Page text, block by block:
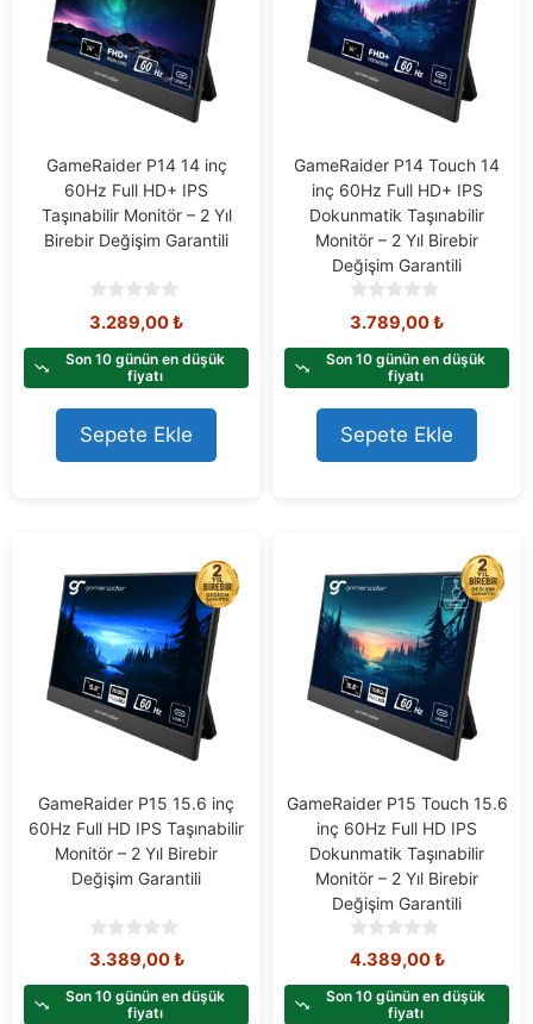
GameRaider P14 14 inç
60Hz Full HD+ IPS
Taşınabilir Monitör – 2 Yıl
Birebir Değişim Garantili
0
o
u
5
3.289,00₺
Son 10 günün en düşük
fiyatı
Sepete Ekle
GameRaider P14 Touch 14
inç 60Hz Full HD+ IPS
Dokunmatik Taşınabilir
Monitör – 2 Yıl Birebir
Değişim Garantili
0
o
u
5
3.789,00₺
Son 10 günün en düşük
fiyatı
Sepete Ekle
GameRaider P15 15.6 inç
60Hz Full HD IPS Taşınabilir
Monitör – 2 Yıl Birebir
Değişim Garantili
0
o
u
3.389,00₺
Son 10 günün en düşük
fiyatı
GameRaider P15 Touch 15.6
inç 60Hz Full HD IPS
Dokunmatik Taşınabilir
Monitör – 2 Yıl Birebir
Değişim Garantili
0
o
u
4.389,00₺
Son 10 günün en düşük
fiyatı